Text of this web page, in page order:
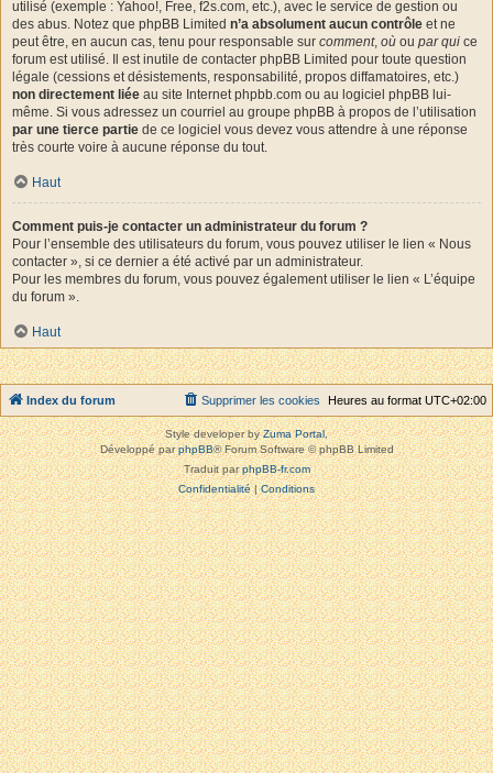
utilisé (exemple : Yahoo!, Free, f2s.com, etc.), avec le service de gestion ou
des abus. Notez que phpBB Limited n’a absolument aucun contrôle et ne
peut être, en aucun cas, tenu pour responsable sur comment, où ou par qui ce
forum est utilisé. Il est inutile de contacter phpBB Limited pour toute question
légale (cessions et désistements, responsabilité, propos diffamatoires, etc.)
non directement liée au site Internet phpbb.com ou au logiciel phpBB lui-
même. Si vous adressez un courriel au groupe phpBB à propos de l’utilisation
par une tierce partie de ce logiciel vous devez vous attendre à une réponse
très courte voire à aucune réponse du tout.
Haut
Comment puis-je contacter un administrateur du forum ?
Pour l’ensemble des utilisateurs du forum, vous pouvez utiliser le lien « Nous
contacter », si ce dernier a été activé par un administrateur.
Pour les membres du forum, vous pouvez également utiliser le lien « L’équipe
du forum ».
Haut
Index du forum Heures au format UTC+02:00
Supprimer les cookies
Style developer byZuma Portal,
Développé parphpBB® Forum Software © phpBB Limited
Traduit parphpBB-fr.com
Confidentialité|Conditions